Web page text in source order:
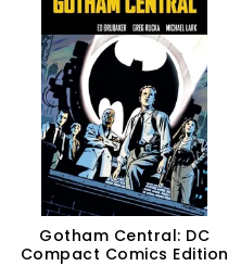
Gotham Central: DC
Compact Comics Edition